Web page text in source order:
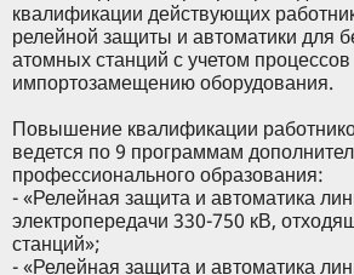
квалификации действующих
релейной защиты и автоматики для
атомных станций с учетом
импортозамещению оборудования.
Повышение квалификации
ведется по 9 программам
профессионального образования:
- «Релейная защита и автоматика
электропередачи 330-750 кВ,
станций»;
- «Релейная защита и автоматика